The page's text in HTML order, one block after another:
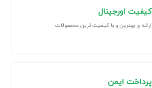
کیفیت اورجینال
ارائه ی بهترین و با کیفیت ترین محصولات
پرداخت ایمن